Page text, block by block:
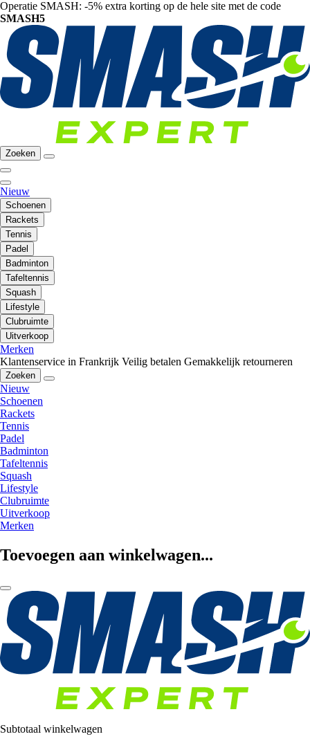
Operatie SMASH: -5% extra korting op de hele site met de code
SMASH5
Zoeken
Nieuw
Schoenen
Rackets
Tennis
Padel
Badminton
Tafeltennis
Squash
Lifestyle
Clubruimte
Uitverkoop
Merken
Klantenservice in Frankrijk Veilig betalen Gemakkelijk retourneren
Zoeken
Nieuw
Schoenen
Rackets
Tennis
Padel
Badminton
Tafeltennis
Squash
Lifestyle
Clubruimte
Uitverkoop
Merken
Toevoegen aan winkelwagen...
Subtotaal winkelwagen